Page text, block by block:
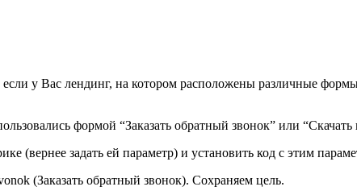
у Вас лендинг, на котором расположены различные
формой “Заказать обратный звонок” или
(вернее задать ей параметр) и установить код с этим
(Заказать обратный звонок). Сохраняем цель.